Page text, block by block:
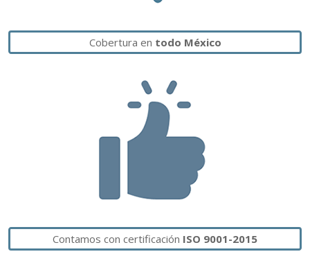
Cobertura en todo México
Contamos con certificación ISO 9001-2015